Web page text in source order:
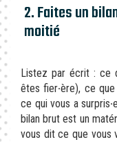
2. Faites un
moitié
Listez par écrit : ce
êtes fier∙ère), ce
ce qui vous a
bilan brut est un
vous dit ce que vous